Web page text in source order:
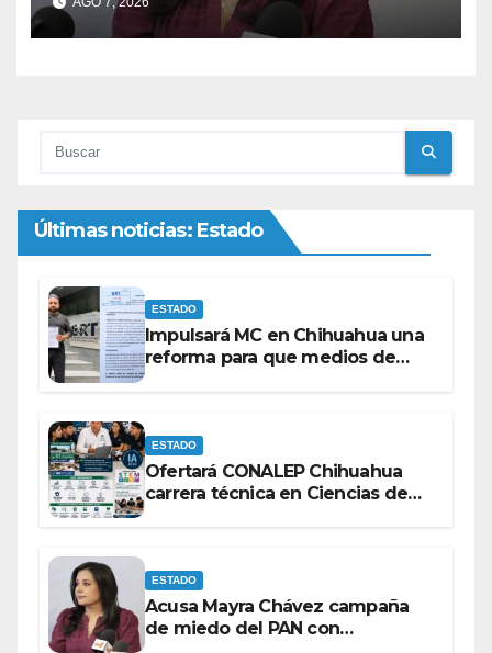
Morena
Últimas noticias: Estado
ESTADO
Impulsará MC en Chihuahua una
reforma para que medios de
ESTADO
Ofertará CONALEP Chihuahua
carrera técnica en Ciencias de
ESTADO
Acusa Mayra Chávez campaña
de miedo del PAN con